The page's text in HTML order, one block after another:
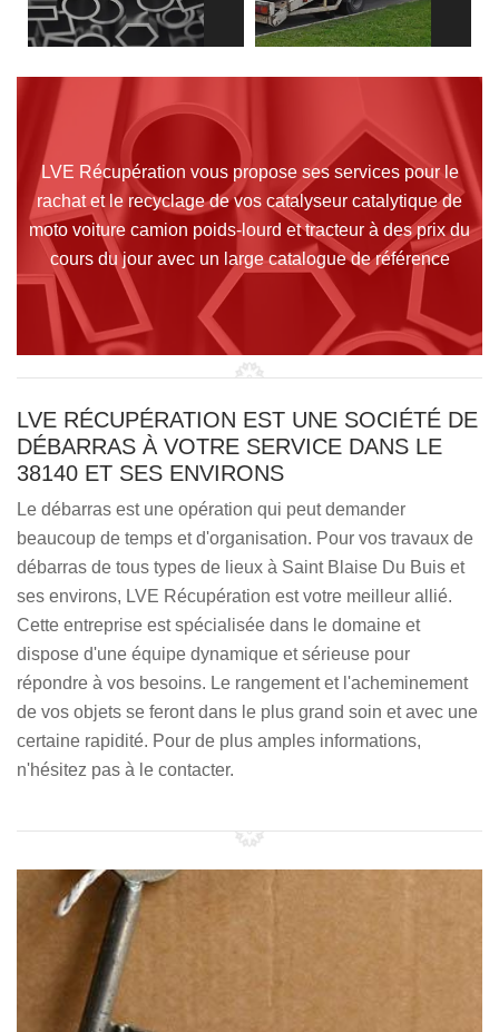
LVE Récupération vous propose ses services pour le
rachat et le recyclage de vos catalyseur catalytique de
moto voiture camion poids-lourd et tracteur à des prix du
cours du jour avec un large catalogue de référence
LVE RÉCUPÉRATION EST UNE SOCIÉTÉ DE
DÉBARRAS À VOTRE SERVICE DANS LE
38140 ET SES ENVIRONS
Le débarras est une opération qui peut demander
beaucoup de temps et d'organisation. Pour vos travaux de
débarras de tous types de lieux à Saint Blaise Du Buis et
ses environs, LVE Récupération est votre meilleur allié.
Cette entreprise est spécialisée dans le domaine et
dispose d'une équipe dynamique et sérieuse pour
répondre à vos besoins. Le rangement et l'acheminement
de vos objets se feront dans le plus grand soin et avec une
certaine rapidité. Pour de plus amples informations,
n'hésitez pas à le contacter.